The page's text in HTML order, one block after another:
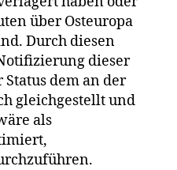
über Osteuropa
Durch diesen
dieser
dem an der
gleichgestellt und
als